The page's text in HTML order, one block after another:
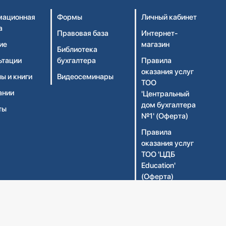
и книги
Формы
Правовая база
Библиотека
бухгалтера
Видеосеминары
Личный кабинет
Интернет-
магазин
Правила
оказания услуг
ТОО
'Центральный
дом бухгалтера
№1' (Оферта)
Правила
оказания услуг
ТОО 'ЦДБ
Education'
(Оферта)